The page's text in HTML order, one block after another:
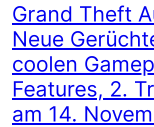
Grand Theft
Neue
coolen
Features, 2.
am 14.